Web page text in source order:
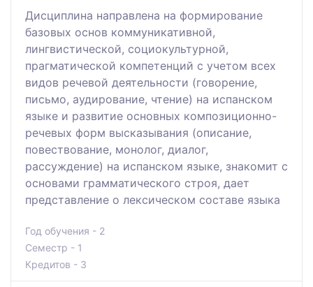
Дисциплина направлена на формирование
базовых основ коммуникативной,
лингвистической, социокультурной,
прагматической компетенций с учетом всех
видов речевой деятельности (говорение,
письмо, аудирование, чтение) на испанском
языке и развитие основных композиционно-
речевых форм высказывания (описание,
повествование, монолог, диалог,
рассуждение) на испанском языке, знакомит с
основами грамматического строя, дает
представление о лексическом составе языка
Год обучения - 2
Семестр - 1
Кредитов - 3